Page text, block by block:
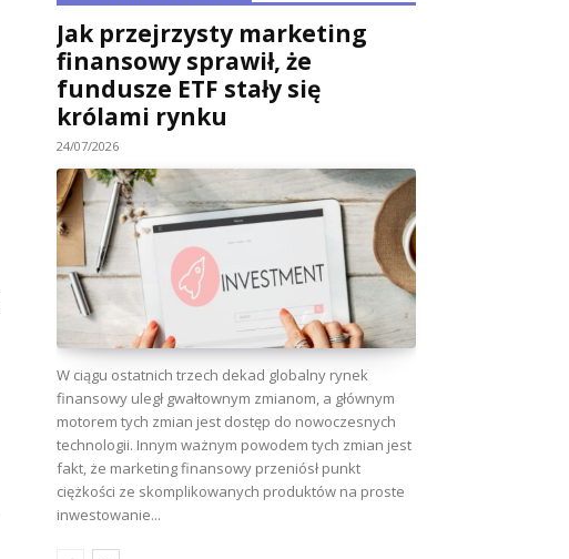
Jak przejrzysty marketing
finansowy sprawił, że
fundusze ETF stały się
królami rynku
24/07/2026
W ciągu ostatnich trzech dekad globalny rynek
finansowy uległ gwałtownym zmianom, a głównym
motorem tych zmian jest dostęp do nowoczesnych
technologii. Innym ważnym powodem tych zmian jest
fakt, że marketing finansowy przeniósł punkt
ciężkości ze skomplikowanych produktów na proste
inwestowanie...